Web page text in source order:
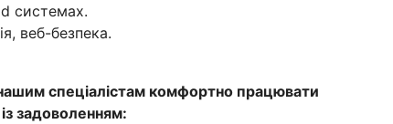
системах.
веб-безпека.
спеціалістам комфортно працювати
задоволенням: